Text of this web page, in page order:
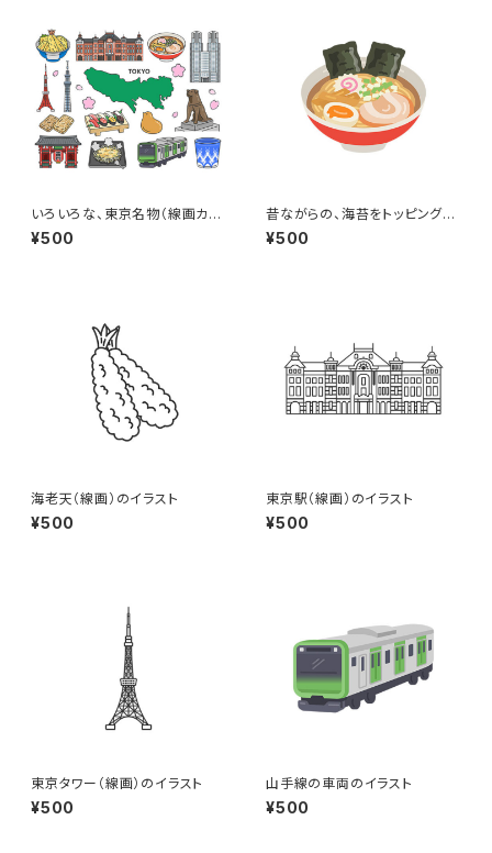
いろいろな、東京名物（線画カラ
ー）のイラストセット
¥500
昔ながらの、海苔をトッピングし
た醤油ラーメンのイラスト
¥500
海老天（線画）のイラスト
¥500
東京駅（線画）のイラスト
¥500
東京タワー（線画）のイラスト
¥500
山手線の車両のイラスト
¥500